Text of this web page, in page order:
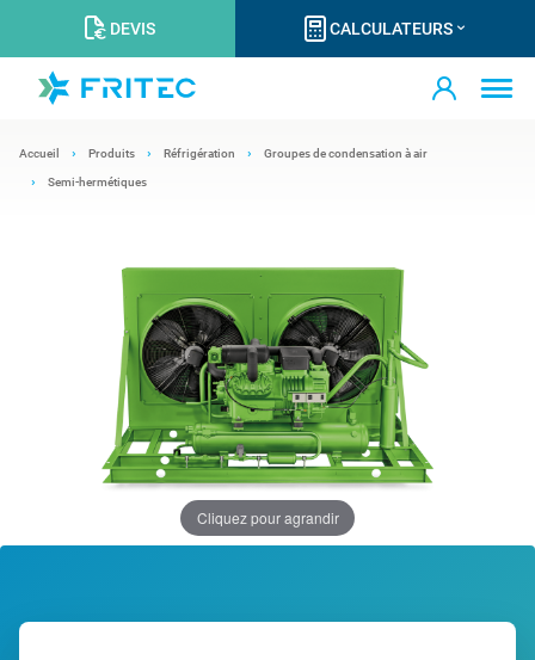
DEVIS CALCULATEURS
Accueil Produits Réfrigération Groupes de condensation à air
Semi-hermétiques
Cliquez pour agrandir